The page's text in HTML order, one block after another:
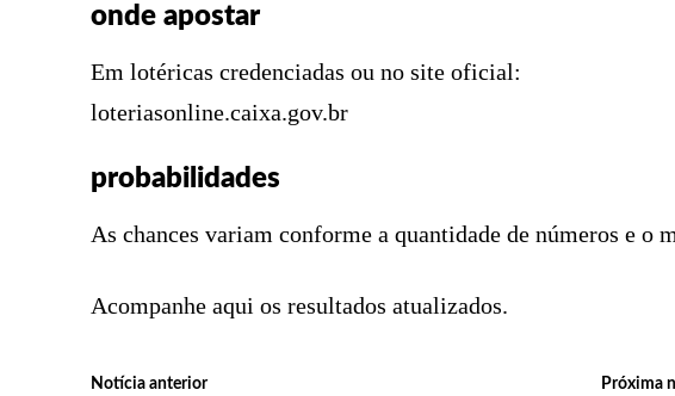
onde apostar
Em lotéricas credenciadas ou no site oficial:
loteriasonline.caixa.gov.br
probabilidades
As chances variam conforme a quantidade de números e o
Acompanhe aqui os resultados atualizados.
Notícia anterior Próxima